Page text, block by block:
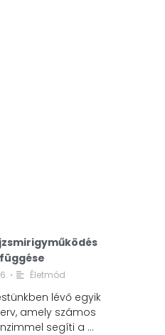
• Életmód
lévő egyik
amely számos
segíti a …